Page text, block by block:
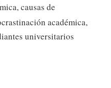
causas de
académica,
universitarios